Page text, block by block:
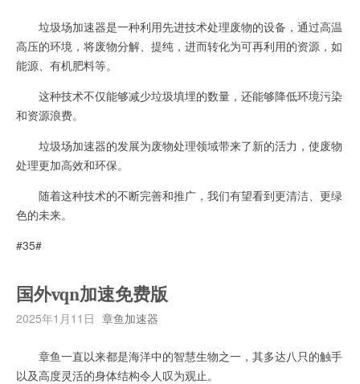
垃圾场加速器是一种利用先进技术处理废物的设备，通过高温
高压的环境，将废物分解、提纯，进而转化为可再利用的资源，如
能源、有机肥料等。
这种技术不仅能够减少垃圾填埋的数量，还能够降低环境污染
和资源浪费。
垃圾场加速器的发展为废物处理领域带来了新的活力，使废物
处理更加高效和环保。
随着这种技术的不断完善和推广，我们有望看到更清洁、更绿
色的未来。
#35#
国外vqn加速免费版
2025年1月11日 章鱼加速器
章鱼一直以来都是海洋中的智慧生物之一，其多达八只的触手
以及高度灵活的身体结构令人叹为观止。